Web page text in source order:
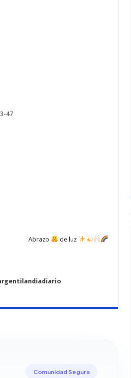
47
Abrazo de luz
Comunidad Segura